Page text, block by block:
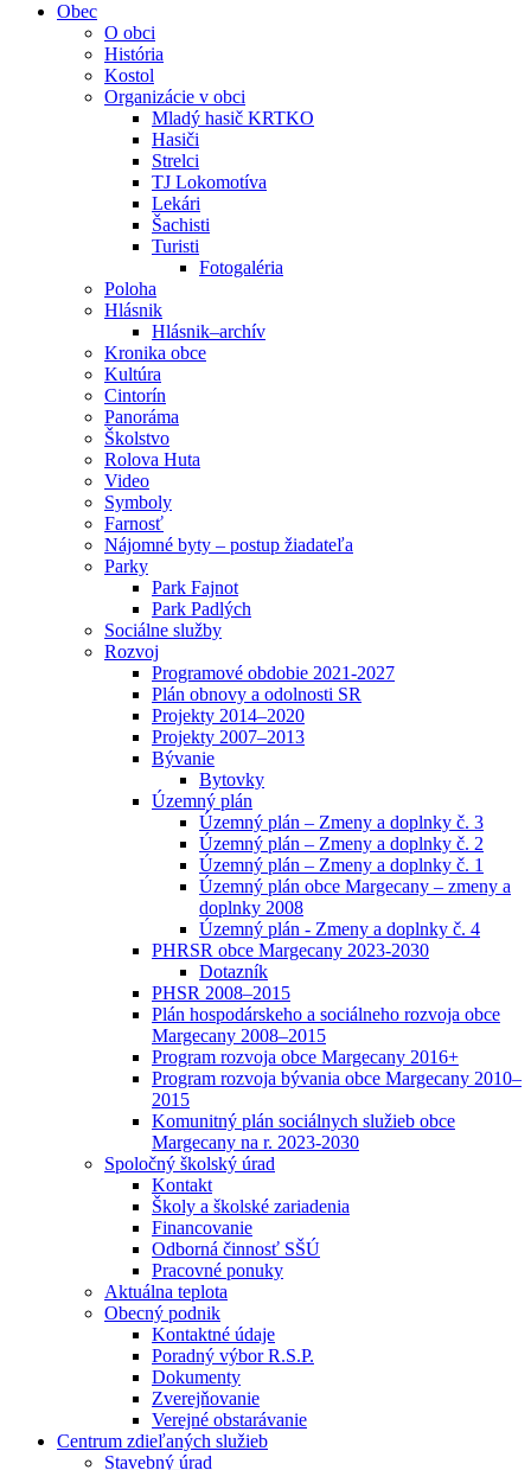
Obec
O obci
História
Kostol
Organizácie v obci
Mladý hasič KRTKO
Hasiči
Strelci
TJ Lokomotíva
Lekári
Šachisti
Turisti
Fotogaléria
Poloha
Hlásnik
Hlásnik–archív
Kronika obce
Kultúra
Cintorín
Panoráma
Školstvo
Rolova Huta
Video
Symboly
Farnosť
Nájomné byty – postup žiadateľa
Parky
Park Fajnot
Park Padlých
Sociálne služby
Rozvoj
Programové obdobie 2021-2027
Plán obnovy a odolnosti SR
Projekty 2014–2020
Projekty 2007–2013
Bývanie
Bytovky
Územný plán
Územný plán – Zmeny a doplnky č. 3
Územný plán – Zmeny a doplnky č. 2
Územný plán – Zmeny a doplnky č. 1
Územný plán obce Margecany – zmeny a
doplnky 2008
Územný plán - Zmeny a doplnky č. 4
PHRSR obce Margecany 2023-2030
Dotazník
PHSR 2008–2015
Plán hospodárskeho a sociálneho rozvoja obce
Margecany 2008–2015
Program rozvoja obce Margecany 2016+
Program rozvoja bývania obce Margecany 2010–
2015
Komunitný plán sociálnych služieb obce
Margecany na r. 2023-2030
Spoločný školský úrad
Kontakt
Školy a školské zariadenia
Financovanie
Odborná činnosť SŠÚ
Pracovné ponuky
Aktuálna teplota
Obecný podnik
Kontaktné údaje
Poradný výbor R.S.P.
Dokumenty
Zverejňovanie
Verejné obstarávanie
Centrum zdieľaných služieb
Stavebný úrad